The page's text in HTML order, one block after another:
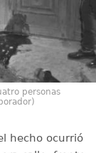
personas
hecho ocurrió